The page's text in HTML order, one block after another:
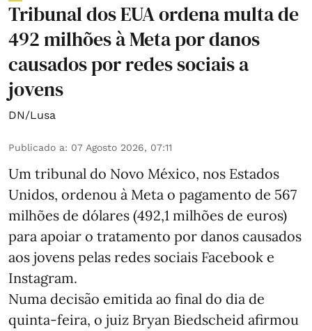
Tribunal dos EUA ordena multa de
492 milhões à Meta por danos
causados por redes sociais a
jovens
DN/Lusa
Publicado a: 07 Agosto 2026, 07:11
Um tribunal do Novo México, nos Estados
Unidos, ordenou à Meta o pagamento de 567
milhões de dólares (492,1 milhões de euros)
para apoiar o tratamento por danos causados
aos jovens pelas redes sociais Facebook e
Instagram.
Numa decisão emitida ao final do dia de
quinta-feira, o juiz Bryan Biedscheid afirmou